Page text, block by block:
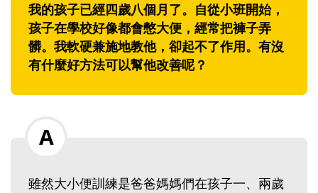
我的孩子已經四歲八個月了。自從小班開始，
孩子在學校好像都會憋大便，經常把褲子弄
髒。我軟硬兼施地教他，卻起不了作用。有沒
有什麼好方法可以幫他改善呢？
雖然大小便訓練是爸爸媽媽們在孩子一、兩歲